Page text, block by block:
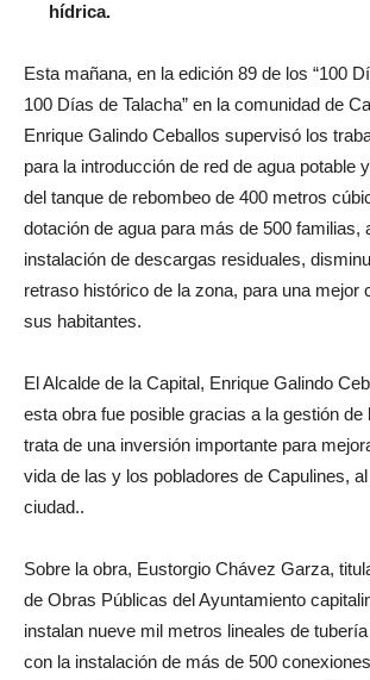
hídrica.
Esta mañana, en la edición 89 de los “100
100 Días de Talacha” en la comunidad de
Enrique Galindo Ceballos supervisó los
para la introducción de red de agua potable
del tanque de rebombeo de 400 metros
dotación de agua para más de 500 familias,
instalación de descargas residuales,
retraso histórico de la zona, para una mejor
sus habitantes.
El Alcalde de la Capital, Enrique Galindo
esta obra fue posible gracias a la gestión de
trata de una inversión importante para
vida de las y los pobladores de Capulines,
ciudad..
Sobre la obra, Eustorgio Chávez Garza,
de Obras Públicas del Ayuntamiento
instalan nueve mil metros lineales de
con la instalación de más de 500